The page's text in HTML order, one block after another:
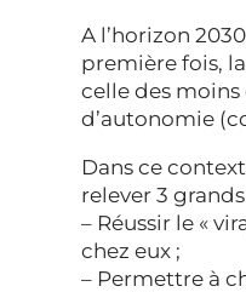
A l’horizon
première fois,
celle des moins
d’autonomie
Dans ce
relever 3
– Réussir le «
chez eux ;
– Permettre à